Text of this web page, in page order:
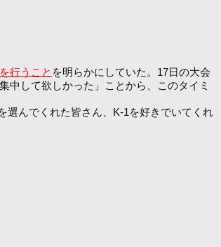
行うこと を明らかにしていた。17日の大会
中して欲しかった」ことから、このタイミ
選んでくれた皆さん、K-1を好きでいてくれ